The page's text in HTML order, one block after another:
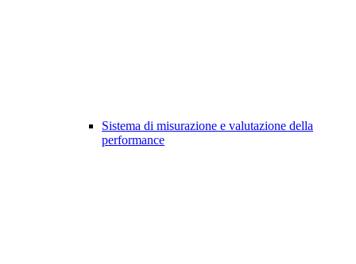
Sistema di misurazione e valutazione della
performance